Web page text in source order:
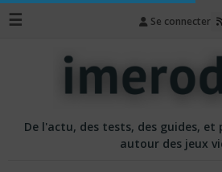
☰ Se connecter
De l'actu, des tests, des guides, et
autour des jeux